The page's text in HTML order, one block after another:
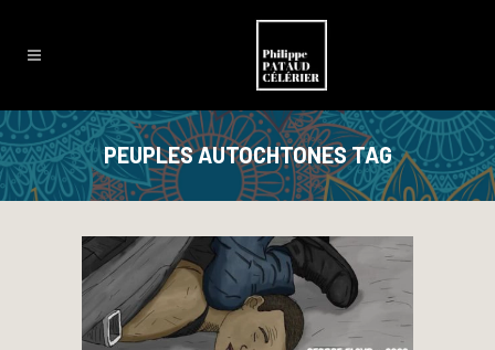
PEUPLES AUTOCHTONES TAG